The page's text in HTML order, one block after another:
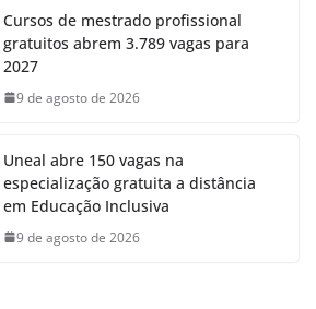
Cursos de mestrado profissional
gratuitos abrem 3.789 vagas para
2027
9 de agosto de 2026
Uneal abre 150 vagas na
especialização gratuita a distância
em Educação Inclusiva
9 de agosto de 2026